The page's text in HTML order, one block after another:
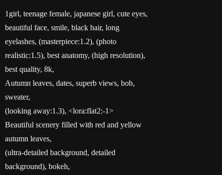
1girl, teenage female, japanese girl, cute eyes,
beautiful face, smile, black hair, long
eyelashes, (masterpiece:1.2), (photo
realistic:1.5), best anatomy, (high resolution),
best quality, 8k,
Autumn leaves, dates, superb views, bob,
sweater,
(looking away:1.3), <lora:flat2:-1>
Beautiful scenery filled with red and yellow
autumn leaves,
(ultra-detailed background, detailed
background), bokeh,